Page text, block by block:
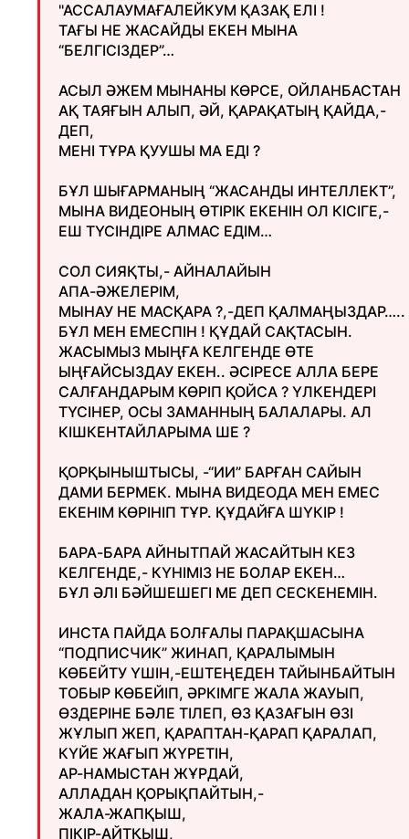
"АССАЛАУМАҒАЛЕЙКУМ ҚАЗАҚ ЕЛІ !
ТАҒЫ НЕ ЖАСАЙДЫ ЕКЕН МЫНА
“БЕЛГІСІЗДЕР”…
АСЫЛ ӘЖЕМ МЫНАНЫ КӨРСЕ, ОЙЛАНБАСТАН
АҚ ТАЯҒЫН АЛЫП, ӘЙ, ҚАРАҚАТЫҢ ҚАЙДА,-
ДЕП,
МЕНІ ТҰРА ҚУУШЫ МА ЕДІ ?
БҰЛ ШЫҒАРМАНЫҢ “ЖАСАНДЫ ИНТЕЛЛЕКТ”,
МЫНА ВИДЕОНЫҢ ӨТІРІК ЕКЕНІН ОЛ КІСІГЕ,-
ЕШ ТҮСІНДІРЕ АЛМАС ЕДІМ…
СОЛ СИЯҚТЫ,- АЙНАЛАЙЫН
АПА-ӘЖЕЛЕРІМ,
МЫНАУ НЕ МАСҚАРА ?,-ДЕП ҚАЛМАҢЫЗДАР…..
БҰЛ МЕН ЕМЕСПІН ! ҚҰДАЙ САҚТАСЫН.
ЖАСЫМЫЗ МЫҢҒА КЕЛГЕНДЕ ӨТЕ
ЫҢҒАЙСЫЗДАУ ЕКЕН.. ӘСІРЕСЕ АЛЛА БЕРЕ
САЛҒАНДАРЫМ КӨРІП ҚОЙСА ? ҮЛКЕНДЕРІ
ТҮСІНЕР, ОСЫ ЗАМАННЫҢ БАЛАЛАРЫ. АЛ
КІШКЕНТАЙЛАРЫМА ШЕ ?
ҚОРҚЫНЫШТЫСЫ, -“ИИ” БАРҒАН САЙЫН
ДАМИ БЕРМЕК. МЫНА ВИДЕОДА МЕН ЕМЕС
ЕКЕНІМ КӨРІНІП ТҰР. ҚҰДАЙҒА ШҮКІР !
БАРА-БАРА АЙНЫТПАЙ ЖАСАЙТЫН КЕЗ
КЕЛГЕНДЕ,- КҮНІМІЗ НЕ БОЛАР ЕКЕН…
БҰЛ ӘЛІ БӘЙШЕШЕГІ МЕ ДЕП СЕСКЕНЕМІН.
ИНСТА ПАЙДА БОЛҒАЛЫ ПАРАҚШАСЫНА
“ПОДПИСЧИК” ЖИНАП, ҚАРАЛЫМЫН
КӨБЕЙТУ ҮШІН,-ЕШТЕҢЕДЕН ТАЙЫНБАЙТЫН
ТОБЫР КӨБЕЙІП, ӘРКІМГЕ ЖАЛА ЖАУЫП,
ӨЗДЕРІНЕ БӘЛЕ ТІЛЕП, ӨЗ ҚАЗАҒЫН ӨЗІ
ЖҰЛЫП ЖЕП, ҚАРАПТАН-ҚАРАП ҚАРАЛАП,
КҮЙЕ ЖАҒЫП ЖҮРЕТІН,
АР-НАМЫСТАН ЖҰРДАЙ,
АЛЛАДАН ҚОРЫҚПАЙТЫН,-
ЖАЛА-ЖАПҚЫШ,
ПІКІР-АЙТҚЫШ,